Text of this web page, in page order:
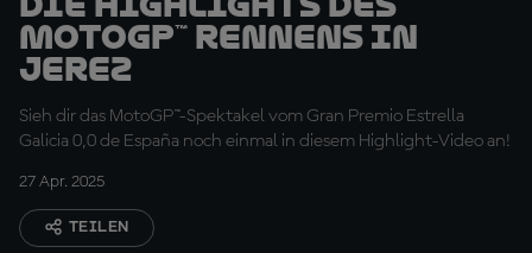
MotoGP™ Rennens in
Jerez
Sieh dir das MotoGP™-Spektakel vom Gran Premio Estrella
Galicia 0,0 de España noch einmal in diesem Highlight-Video an!
27 Apr. 2025
TEILEN